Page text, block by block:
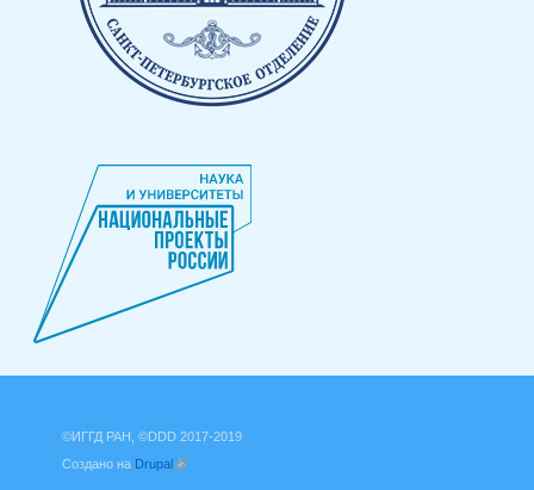
©ИГГД РАН, ©DDD 2017-2019
Создано на Drupal